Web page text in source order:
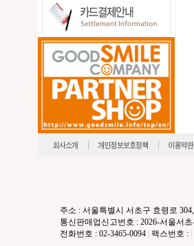
주소 : 서울특별시 서초구 효령로
통신판매업신고번호 : 2026-서울서초
전화번호 : 02-3465-0094 팩스번호 :